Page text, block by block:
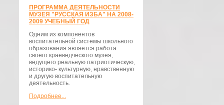
ПРОГРАММА ДЕЯТЕЛЬНОСТИ
МУЗЕЯ "РУССКАЯ ИЗБА" НА 2008-
2009 УЧЕБНЫЙ ГОД
Одним из компонентов
воспитательной системы школьного
образования является работа
своего краеведческого музея,
ведущего реальную патриотическую,
историко- культурную, нравственную
и другую воспитательную
деятельность.
Подробнее...